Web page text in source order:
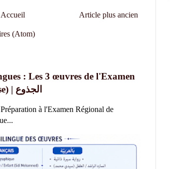
Article plus ancien
Accueil
(Atom)
: Les 3 œuvres de l'Examen
Régional (Résumé & Analyse) | الجذوع
à l'Examen Régional de